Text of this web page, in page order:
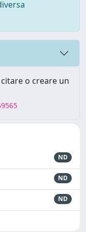
o creare un
ND
ND
ND